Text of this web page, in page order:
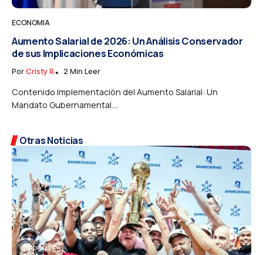
ECONOMIA
Aumento Salarial de 2026: Un Análisis Conservador
de sus Implicaciones Económicas
PorCristy R. 2 Min Leer
Contenido Implementación del Aumento Salarial: Un
Mandato Gubernamental....
Otras Noticias
DEPORTES DEPORTES